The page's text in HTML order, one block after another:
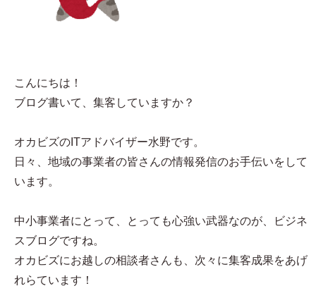
こんにちは！
ブログ書いて、集客していますか？
オカビズのITアドバイザー水野です。
日々、地域の事業者の皆さんの情報発信のお手伝いをして
います。
中小事業者にとって、とっても心強い武器なのが、ビジネ
スブログですね。
オカビズにお越しの相談者さんも、次々に集客成果をあげ
れらています！